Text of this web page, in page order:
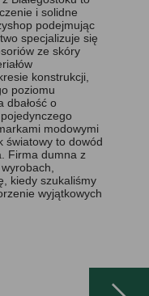
i solidne
podejmując
specjalizuje się
ze skóry
konstrukcji,
poziomu
dbałość o
modowymi
światowy to dowód
Firma dumna z
kiedy szukaliśmy
wyjątkowych